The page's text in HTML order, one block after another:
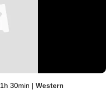
1h 30min | Western